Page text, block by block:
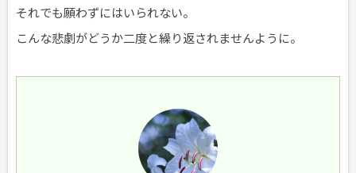
それでも願わずにはいられない。
こんな悲劇がどうか二度と繰り返されませんように。